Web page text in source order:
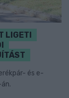
LIGETI
és e-